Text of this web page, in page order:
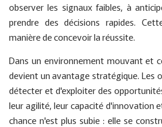
observer les signaux faibles, à
prendre des décisions rapides.
manière de concevoir la réussite.
Dans un environnement mouvant et
devient un avantage stratégique. Les
détecter et d'exploiter des
leur agilité, leur capacité d'innovation
chance n'est plus subie : elle se